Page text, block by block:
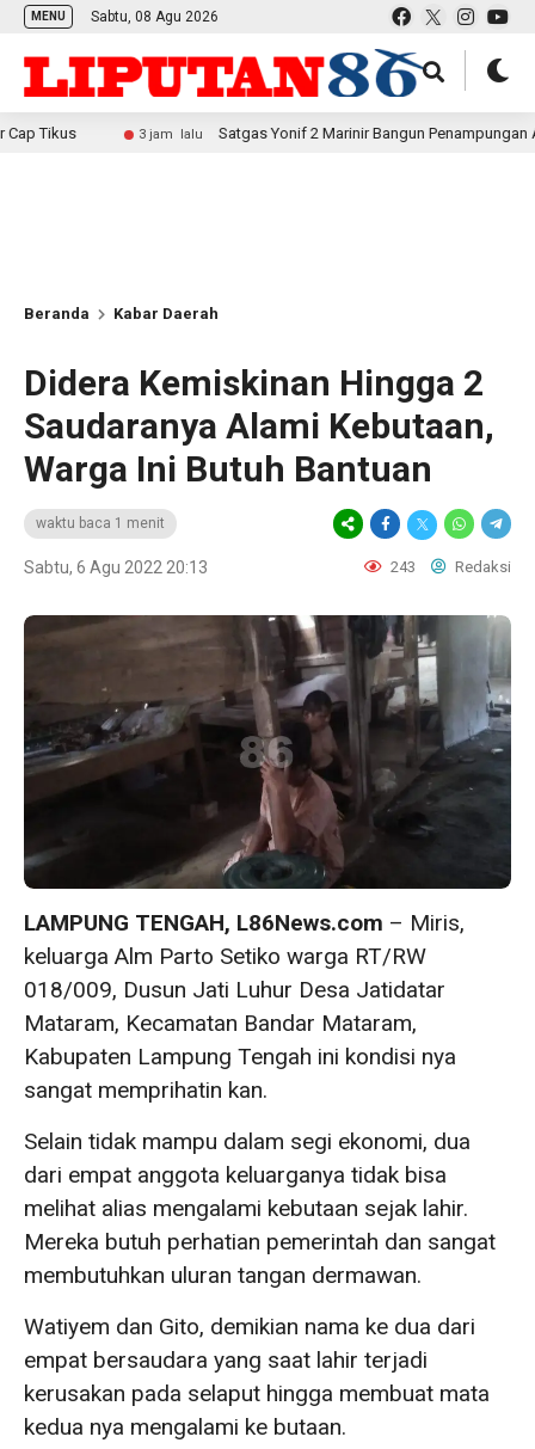
MENU Sabtu, 08 Agu 2026
3 jam lalu Satgas Yonif 2 Marinir Bangun Penampungan Air
Beranda Kabar Daerah
Didera Kemiskinan Hingga 2
Saudaranya Alami Kebutaan,
Warga Ini Butuh Bantuan
waktu baca 1 menit
Sabtu, 6 Agu 2022 20:13 243 Redaksi
LAMPUNG TENGAH, L86News.com – Miris,
keluarga Alm Parto Setiko warga RT/RW
018/009, Dusun Jati Luhur Desa Jatidatar
Mataram, Kecamatan Bandar Mataram,
Kabupaten Lampung Tengah ini kondisi nya
sangat memprihatin kan.
Selain tidak mampu dalam segi ekonomi, dua
dari empat anggota keluarganya tidak bisa
melihat alias mengalami kebutaan sejak lahir.
Mereka butuh perhatian pemerintah dan sangat
membutuhkan uluran tangan dermawan.
Watiyem dan Gito, demikian nama ke dua dari
empat bersaudara yang saat lahir terjadi
kerusakan pada selaput hingga membuat mata
kedua nya mengalami ke butaan.